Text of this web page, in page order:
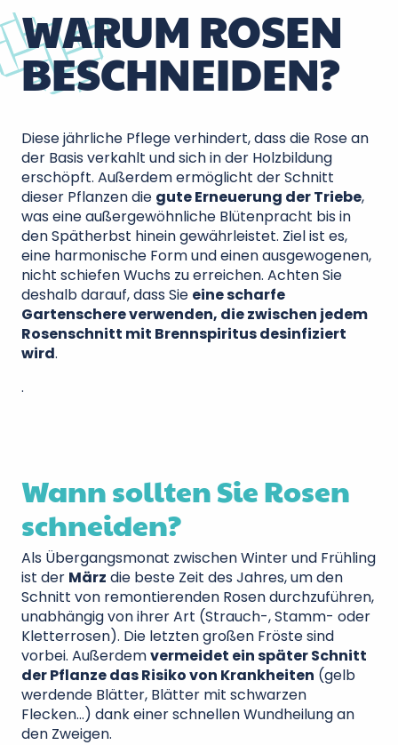
WARUM ROSEN
BESCHNEIDEN?
Diese jährliche Pflege verhindert, dass die Rose an
der Basis verkahlt und sich in der Holzbildung
erschöpft. Außerdem ermöglicht der Schnitt
dieser Pflanzen die gute Erneuerung der Triebe,
was eine außergewöhnliche Blütenpracht bis in
den Spätherbst hinein gewährleistet. Ziel ist es,
eine harmonische Form und einen ausgewogenen,
nicht schiefen Wuchs zu erreichen. Achten Sie
deshalb darauf, dass Sie eine scharfe
Gartenschere verwenden, die zwischen jedem
Rosenschnitt mit Brennspiritus desinfiziert
wird.
.
Wann sollten Sie Rosen
schneiden?
Als Übergangsmonat zwischen Winter und Frühling
ist der März die beste Zeit des Jahres, um den
Schnitt von remontierenden Rosen durchzuführen,
unabhängig von ihrer Art (Strauch-, Stamm- oder
Kletterrosen). Die letzten großen Fröste sind
vorbei. Außerdemvermeidet ein später Schnitt
der Pflanze das Risiko von Krankheiten (gelb
werdende Blätter, Blätter mit schwarzen
Flecken…) dank einer schnellen Wundheilung an
den Zweigen.